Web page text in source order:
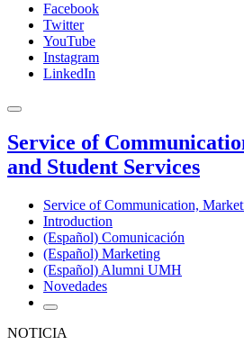
Facebook
Twitter
YouTube
Instagram
LinkedIn
Service of
and Student Services
Service of Communication,
Introduction
(Español) Comunicación
(Español) Marketing
(Español) Alumni UMH
Novedades
NOTICIA